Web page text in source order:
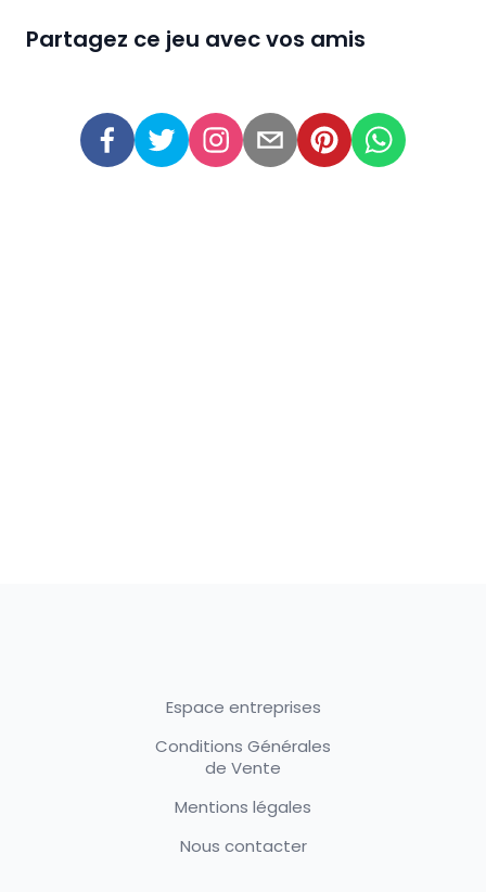
Partagez ce jeu avec vos amis
Espace entreprises
Conditions Générales
de Vente
Mentions légales
Nous contacter